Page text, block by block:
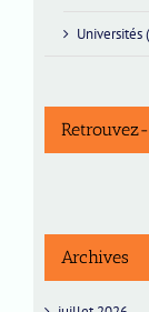
Universités
Archives